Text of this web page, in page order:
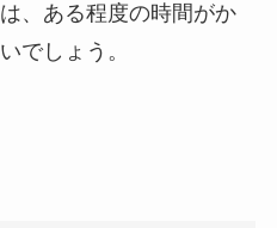
、ある程度の時間がか
でしょう。